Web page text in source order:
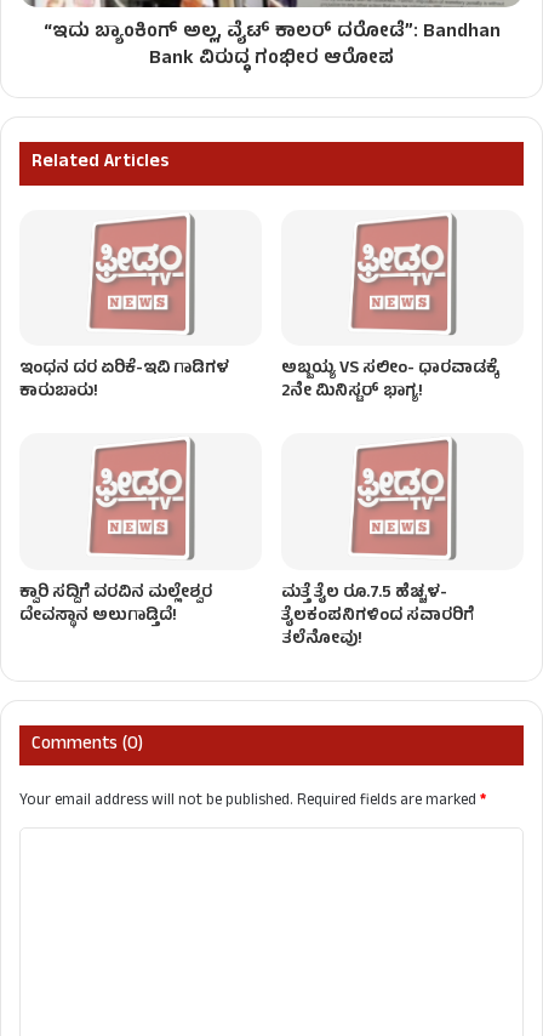
“ಇದು ಬ್ಯಾಂಕಿಂಗ್ ಅಲ್ಲ, ವೈಟ್ ಕಾಲರ್ ದರೋಡೆ”: Bandhan
Bank ವಿರುದ್ಧ ಗಂಭೀರ ಆರೋಪ
Related Articles
ಇಂಧನ ದರ ಏರಿಕೆ-ಇವಿ ಗಾಡಿಗಳ
ಕಾರುಬಾರು!
ಅಬ್ಬಯ್ಯ VS ಸಲೀಂ- ಧಾರವಾಡಕ್ಕೆ
2ನೇ ಮಿನಿಸ್ಟರ್ ಭಾಗ್ಯ!
ಕ್ವಾರಿ ಸದ್ದಿಗೆ ವರವಿನ ಮಲ್ಲೇಶ್ವರ
ದೇವಸ್ಥಾನ ಅಲುಗಾಡ್ತಿದೆ!
ಮತ್ತೆ ತೈಲ ರೂ.7.5 ಹೆಚ್ಚಳ-
ತೈಲಕಂಪನಿಗಳಿಂದ ಸವಾರರಿಗೆ
ತಲೆನೋವು!
Comments (0)
Your email address will not be published.Required fields are marked*